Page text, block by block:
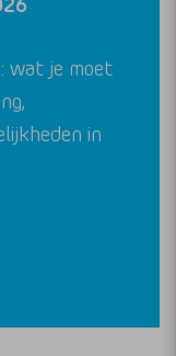
wat je moet
in